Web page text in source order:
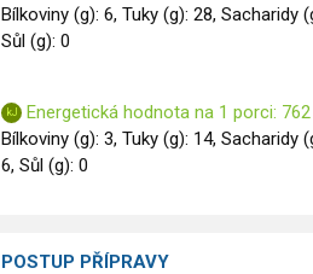
Bílkoviny (g): 6, Tuky (g): 28, Sacharidy
Sůl (g): 0
Energetická hodnota na 1 porci:
Bílkoviny (g): 3, Tuky (g): 14, Sacharidy
6, Sůl (g): 0
POSTUP PŘÍPRAVY